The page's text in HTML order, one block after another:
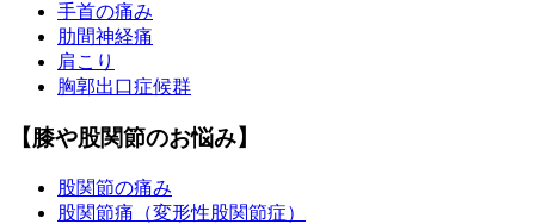
手首の痛み
肋間神経痛
肩こり
胸郭出口症候群
【膝や股関節のお悩み】
股関節の痛み
股関節痛（変形性股関節症）